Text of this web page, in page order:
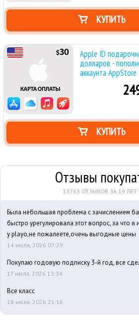
КУПИТЬ
Apple ID
долларов -
аккаунта AppStore
КУПИТЬ
Отзывы
13763 ОТЗЫВОВ ЗА 19 ЛЕТ
Была небольшая проблема с зачислением
быстро урегулировала этот вопрос, за что
у playo,не пожалеете,очень выгодные цены
14 июля, 2026 07:29
Покупаю годовую подписку 3-й год, все
17 июля, 2026 13:34
Все класс
18 июля, 2026 21:16